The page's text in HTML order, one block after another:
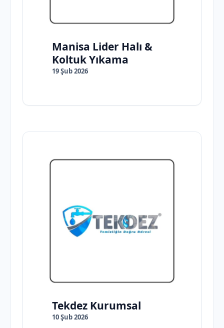
Manisa Lider Halı &
Koltuk Yıkama
19 Şub 2026
Tekdez Kurumsal
10 Şub 2026